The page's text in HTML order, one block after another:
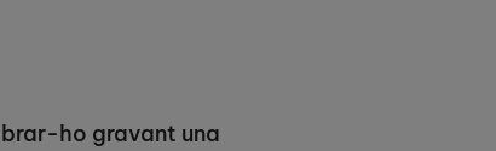
ho gravant una